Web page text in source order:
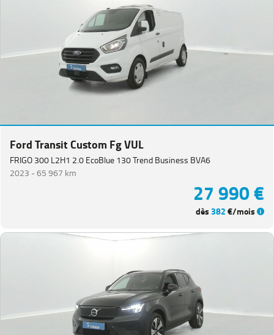
Ford Transit Custom Fg VUL
FRIGO 300 L2H1 2.0 EcoBlue 130 Trend Business BVA6
2023 -65 967 km
27 990 €
dès382€/mois